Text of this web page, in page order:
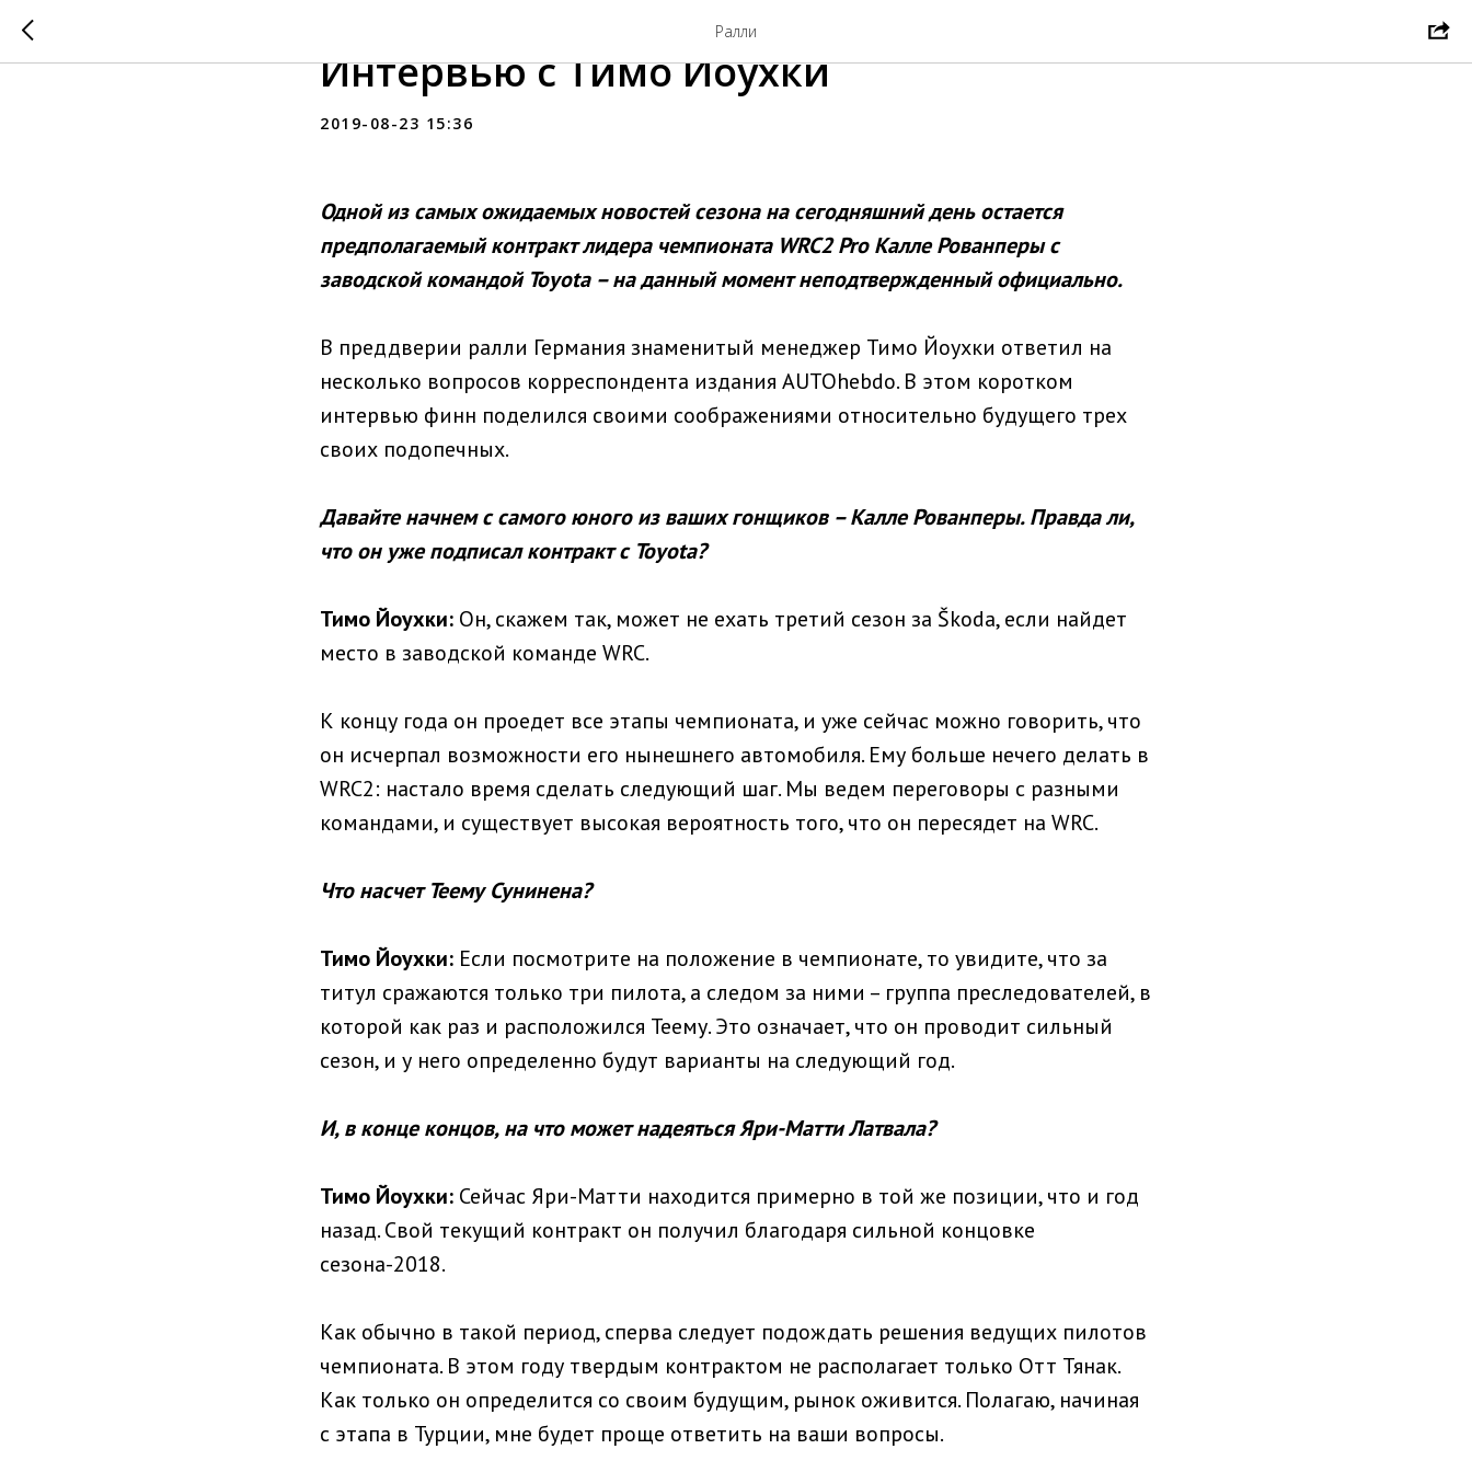
Ралли
«Калле нечего делать в WRC2».
Интервью с Тимо Йоухки
2019-08-23 15:36
Одной из самых ожидаемых новостей сезона на сегодняшний день остается
предполагаемый контракт лидера чемпионата WRC2 Pro Калле Рованперы с
заводской командой Toyota – на данный момент неподтвержденный официально.
В преддверии ралли Германия знаменитый менеджер Тимо Йоухки ответил на
несколько вопросов корреспондента издания AUTOhebdo. В этом коротком
интервью финн поделился своими соображениями относительно будущего трех
своих подопечных.
Давайте начнем с самого юного из ваших гонщиков – Калле Рованперы. Правда ли,
что он уже подписал контракт с Toyota?
Тимо Йоухки: Он, скажем так, может не ехать третий сезон за Škoda, если найдет
место в заводской команде WRC.
К концу года он проедет все этапы чемпионата, и уже сейчас можно говорить, что
он исчерпал возможности его нынешнего автомобиля. Ему больше нечего делать в
WRC2: настало время сделать следующий шаг. Мы ведем переговоры с разными
командами, и существует высокая вероятность того, что он пересядет на WRC.
Что насчет Теему Сунинена?
Тимо Йоухки: Если посмотрите на положение в чемпионате, то увидите, что за
титул сражаются только три пилота, а следом за ними – группа преследователей, в
которой как раз и расположился Теему. Это означает, что он проводит сильный
сезон, и у него определенно будут варианты на следующий год.
И, в конце концов, на что может надеяться Яри-Матти Латвала?
Тимо Йоухки: Сейчас Яри-Матти находится примерно в той же позиции, что и год
назад. Свой текущий контракт он получил благодаря сильной концовке
сезона-2018.
Как обычно в такой период, сперва следует подождать решения ведущих пилотов
чемпионата. В этом году твердым контрактом не располагает только Отт Тянак.
Как только он определится со своим будущим, рынок оживится. Полагаю, начиная
с этапа в Турции, мне будет проще ответить на ваши вопросы.